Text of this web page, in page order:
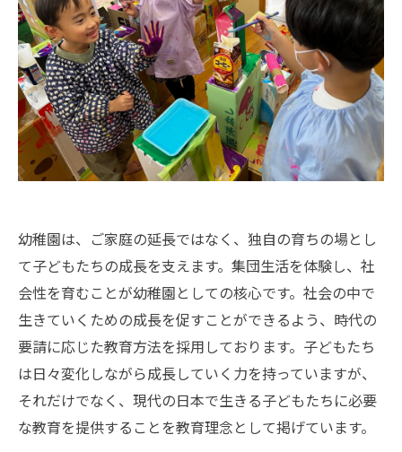
幼稚園は、ご家庭の延長ではなく、独自の育ちの場とし
て子どもたちの成長を支えます。集団生活を体験し、社
会性を育むことが幼稚園としての核心です。社会の中で
生きていくための成長を促すことができるよう、時代の
要請に応じた教育方法を採用しております。子どもたち
は日々変化しながら成長していく力を持っていますが、
それだけでなく、現代の日本で生きる子どもたちに必要
な教育を提供することを教育理念として掲げています。